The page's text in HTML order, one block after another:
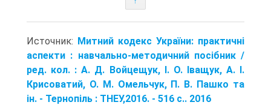
Источник: Митний кодекс України: практичні
аспекти : навчально-методичний посібник /
ред. кол. : А. Д. Войцещук, І. О. Іващук, А. І.
Крисоватий, О. М. Омельчук, П. В. Пашко та
ін. - Терно­піль : ТНЕУ,2016. - 516 с.. 2016